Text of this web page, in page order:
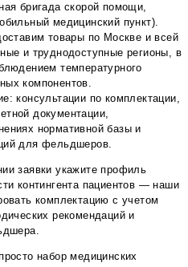
бригада скорой помощи,
медицинский пункт).
товары по Москве и всей
и труднодоступные регионы, в
температурного
компонентов.
консультации по комплектации,
документации,
нормативной базы и
для фельдшеров.
заявки укажите профиль
контингента пациентов — наши
комплектацию с учетом
рекомендаций и
набор медицинских